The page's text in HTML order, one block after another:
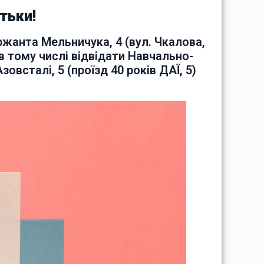
Мельничука, 4 (вул. Чкалова,
числі відвідати Навчально-
5 (проїзд 40 років ДАЇ, 5)